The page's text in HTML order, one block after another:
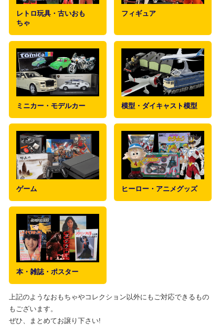
レトロ玩具・古いおも
ちゃ
フィギュア
ミニカー・モデルカー 模型・ダイキャスト模型
ゲーム ヒーロー・アニメグッズ
本・雑誌・ポスター
上記のようなおもちゃやコレクション以外にもご対応できるもの
もございます。
ぜひ、まとめてお譲り下さい!